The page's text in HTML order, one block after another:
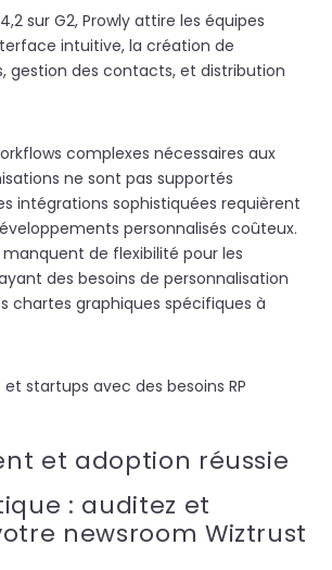
sur G2, Prowly attire les équipes
intuitive, la création de
gestion des contacts, et distribution
complexes nécessaires aux
ne sont pas supportés
intégrations sophistiquées requièrent
personnalisés coûteux.
de flexibilité pour les
des besoins de personnalisation
chartes graphiques spécifiques à
et startups avec des besoins RP
et adoption réussie
: auditez et
newsroom Wiztrust